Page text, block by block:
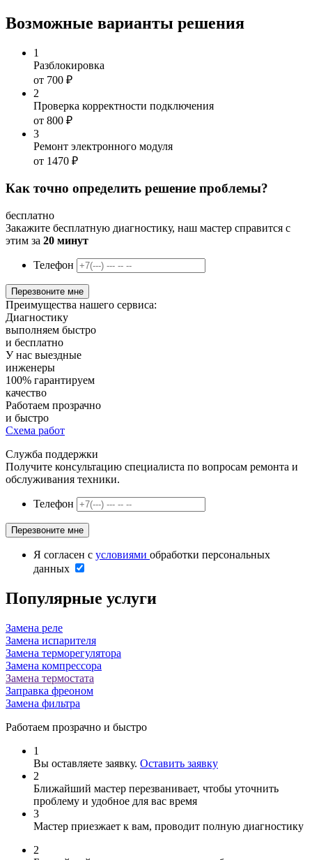
Возможные варианты решения
1
Разблокировка
от 700 ₽
2
Проверка корректности подключения
от 800 ₽
3
Ремонт электронного модуля
от 1470 ₽
Как точно определить решение проблемы?
бесплатно
Закажите бесплатную диагностику, наш мастер справится с
этим за 20 минут
Телефон
Преимущества нашего сервиса:
Диагностику
выполняем быстро
и бесплатно
У нас выездные
инженеры
100% гарантируем
качество
Работаем прозрачно
и быстро
Схема работ
Служба поддержки
Получите консультацию специалиста по вопросам ремонта и
обслуживания техники.
Телефон
Я согласен с условиями обработки персональных
данных
Популярные услуги
Замена реле
Замена испарителя
Замена терморегулятора
Замена компрессора
Замена термостата
Заправка фреоном
Замена фильтра
Работаем прозрачно и быстро
1
Вы оставляете заявку. Оставить заявку
2
Ближайший мастер перезванивает, чтобы уточнить
проблему и удобное для вас время
3
Мастер приезжает к вам, проводит полную диагностику
2